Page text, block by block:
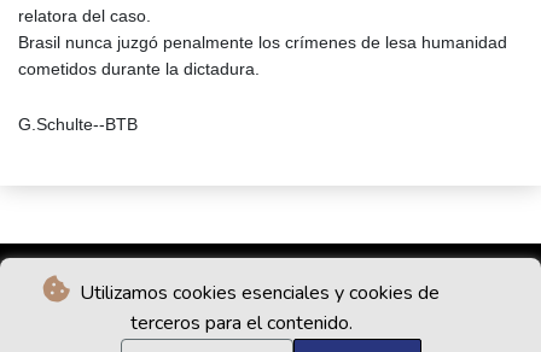
Utilizamos cookies esenciales y cookies de
terceros para el contenido.
relatora del caso.
Brasil nunca juzgó penalmente los crímenes de lesa humanidad
cometidos durante la dictadura.
G.Schulte--BTB